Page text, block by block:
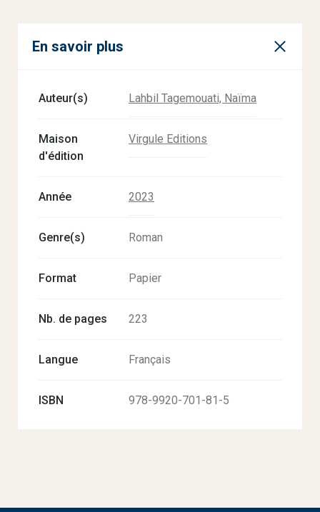
En savoir plus
Auteur(s) Lahbil Tagemouati, Naïma
Maison
d'édition
Virgule Editions
Année 2023
Genre(s) Roman
Format Papier
Nb. de pages 223
Langue Français
ISBN 978-9920-701-81-5